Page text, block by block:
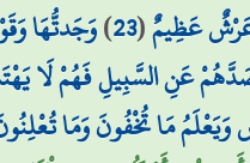
عَرْشٌ عَظِيمٌ(
23
)وَجَدتُّهَا
عَنِ السَّبِيلِ فَهُمْ لَا
مَا تُخْفُونَ وَمَا